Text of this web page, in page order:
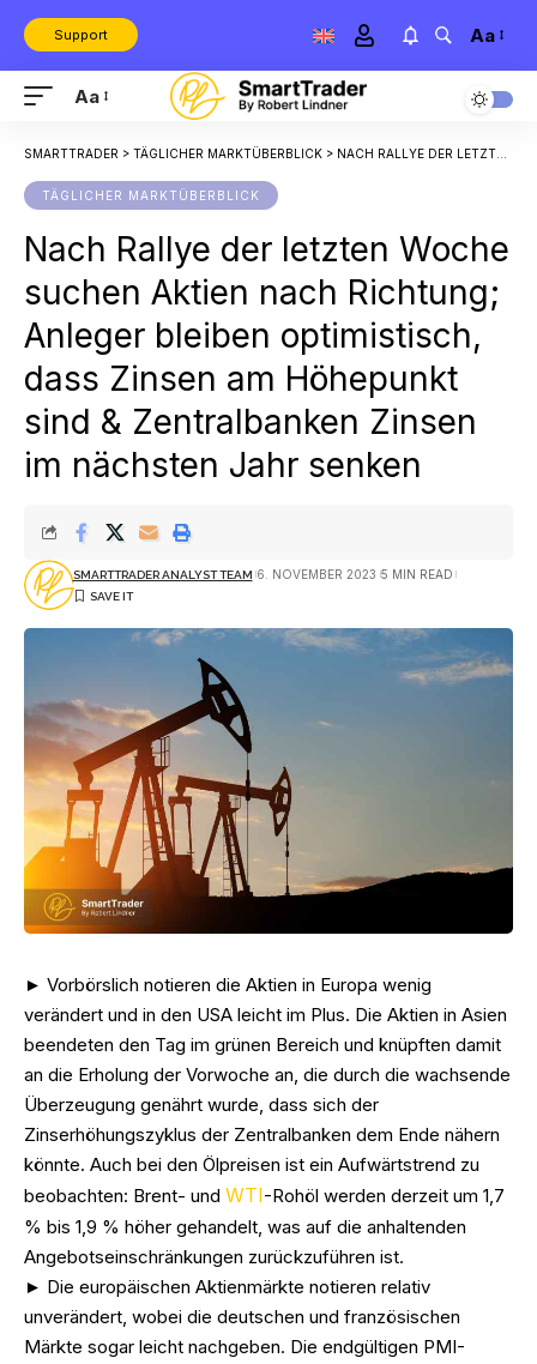
Support Aa
Aa
SMARTTRADER > TÄGLICHER MARKTÜBERBLICK > NACH RALLYE DER LETZTEN WOCHE SUCHEN AKTIEN NACH RICHTUNG; ANLEGER BLEIBEN OPTIMISTISCH, DASS ZINSEN AM HÖHEPUNKT SIND & ZENTRALBANKEN ZINSEN IM NÄCHSTEN JAHR SENKEN
TÄGLICHER MARKTÜBERBLICK
Nach Rallye der letzten Woche
suchen Aktien nach Richtung;
Anleger bleiben optimistisch,
dass Zinsen am Höhepunkt
sind & Zentralbanken Zinsen
im nächsten Jahr senken
SMARTTRADER ANALYST TEAM 6. NOVEMBER 2023 5 MIN READ
► Vorbörslich notieren die Aktien in Europa wenig
verändert und in den USA leicht im Plus. Die Aktien in Asien
beendeten den Tag im grünen Bereich und knüpften damit
an die Erholung der Vorwoche an, die durch die wachsende
Überzeugung genährt wurde, dass sich der
Zinserhöhungszyklus der Zentralbanken dem Ende nähern
könnte. Auch bei den Ölpreisen ist ein Aufwärtstrend zu
beobachten: Brent- und WTI-Rohöl werden derzeit um 1,7
% bis 1,9 % höher gehandelt, was auf die anhaltenden
Angebotseinschränkungen zurückzuführen ist.
► Die europäischen Aktienmärkte notieren relativ
unverändert, wobei die deutschen und französischen
Märkte sogar leicht nachgeben. Die endgültigen PMI-